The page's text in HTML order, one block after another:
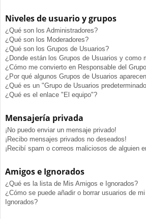
Niveles de usuario y grupos
¿Qué son los Administradores?
¿Qué son los Moderadores?
¿Qué son los Grupos de Usuarios?
¿Donde están los Grupos de Usuarios y como
¿Cómo me convierto en Responsable del
¿Por qué algunos Grupos de Usuarios
¿Qué es un "Grupo de Usuarios
¿Qué es el enlace "El equipo"?
Mensajería privada
¡No puedo enviar un mensaje privado!
¡Recibo mensajes privados no deseados!
¡Recibí spam o correos maliciosos de alguien
Amigos e Ignorados
¿Qué es la lista de Mis Amigos e Ignorados?
¿Cómo se puede añadir o borrar usuarios de
Ignorados?